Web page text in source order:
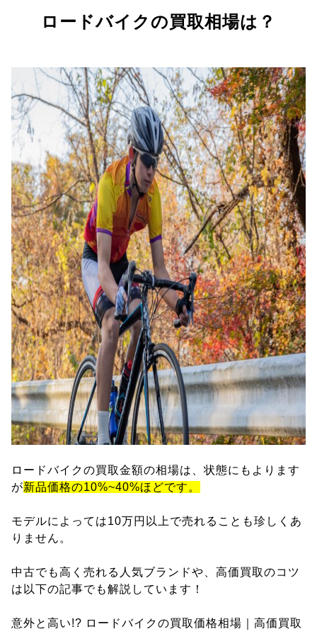
ロードバイクの買取相場は？
ロードバイクの買取金額の相場は、状態にもよります
が新品価格の10%~40%ほどです。
モデルによっては10万円以上で売れることも珍しくあ
りません。
中古でも高く売れる人気ブランドや、高価買取のコツ
は以下の記事でも解説しています！
意外と高い!? ロードバイクの買取価格相場｜高価買取